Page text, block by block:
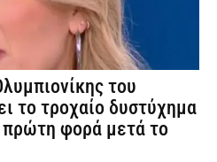
του
το τροχαίο δυστύχημα
πρώτη φορά μετά το